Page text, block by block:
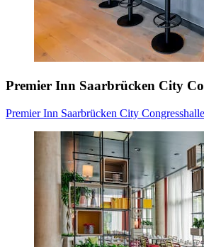
Premier Inn Saarbrücken City
Premier Inn Saarbrücken City Congresshalle